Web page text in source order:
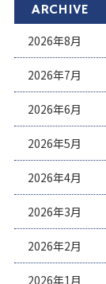
ARCHIVE
2026年8月
2026年7月
2026年6月
2026年5月
2026年4月
2026年3月
2026年2月
2026年1月